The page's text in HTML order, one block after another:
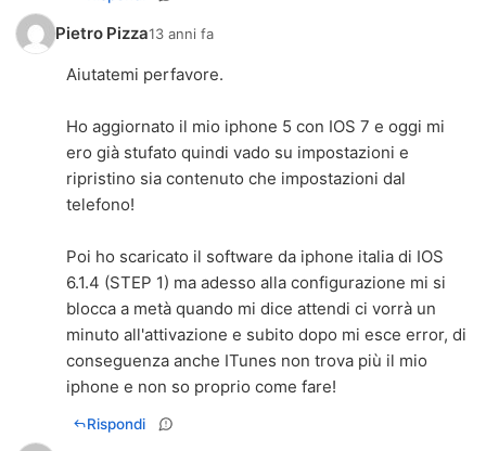
Pietro Pizza13 anni fa
Aiutatemi perfavore.
Ho aggiornato il mio iphone 5 con IOS 7 e oggi mi
ero già stufato quindi vado su impostazioni e
ripristino sia contenuto che impostazioni dal
telefono!
Poi ho scaricato il software da iphone italia di IOS
6.1.4 (STEP 1) ma adesso alla configurazione mi si
blocca a metà quando mi dice attendi ci vorrà un
minuto all'attivazione e subito dopo mi esce error, di
conseguenza anche ITunes non trova più il mio
iphone e non so proprio come fare!
Rispondi